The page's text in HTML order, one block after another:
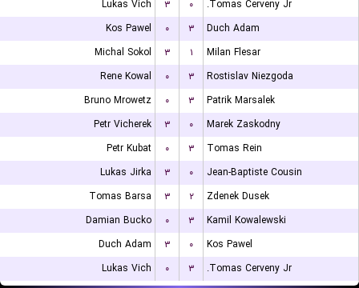
Lukas Vich
۳ ۰
Tomas Cerveny Jr.
Kos Pawel
۰ ۳
Duch Adam
Michal Sokol
۳ ۱
Milan Flesar
Rene Kowal
۰ ۳
Rostislav Niezgoda
Bruno Mrowetz
۰ ۳
Patrik Marsalek
Petr Vicherek
۳ ۰
Marek Zaskodny
Petr Kubat
۰ ۳
Tomas Rein
Lukas Jirka
۳ ۰
Jean-Baptiste Cousin
Tomas Barsa
۳ ۲
Zdenek Dusek
Damian Bucko
۰ ۳
Kamil Kowalewski
Duch Adam
۳ ۰
Kos Pawel
Lukas Vich
۰ ۳ Tomas Cerveny Jr.